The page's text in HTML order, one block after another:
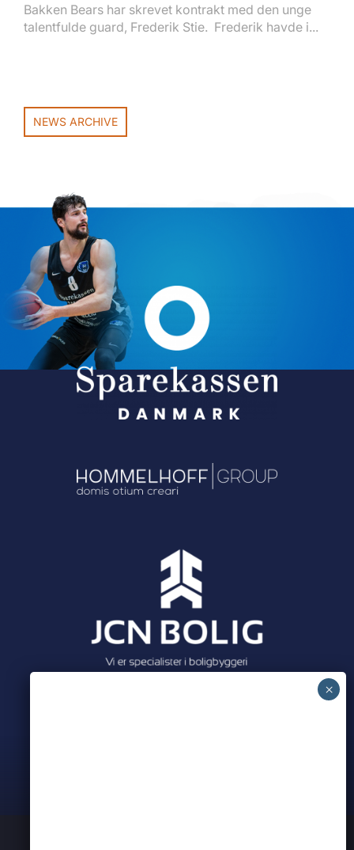
Bakken Bears har skrevet kontrakt med den unge
talentfulde guard, Frederik Stie. Frederik havde i...
NEWS ARCHIVE